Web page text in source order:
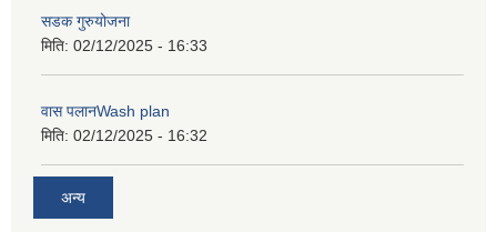
सडक गुरुयोजना
मिति: 02/12/2025 - 16:33
वास पलानWash plan
मिति: 02/12/2025 - 16:32
अन्य